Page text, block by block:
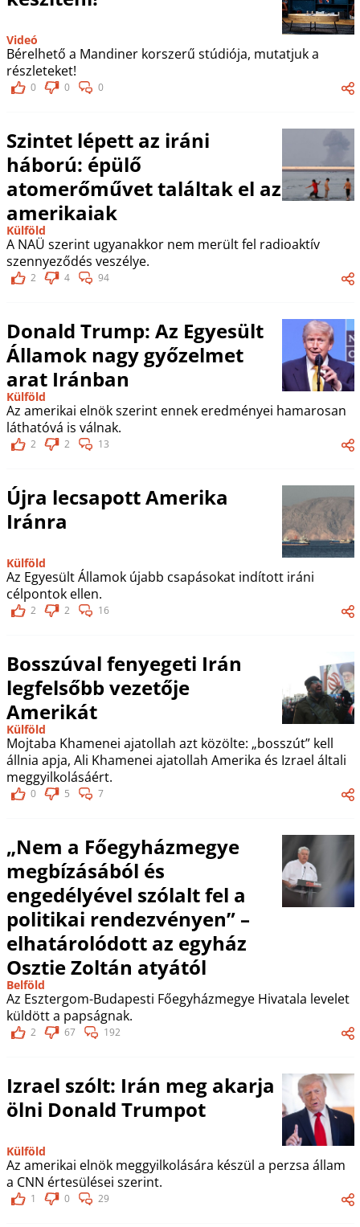
Videó
Bérelhető a Mandiner korszerű stúdiója, mutatjuk a
részleteket!
0 0 0
Szintet lépett az iráni
háború: épülő
atomerőművet találtak el az
amerikaiak
Külföld
A NAÜ szerint ugyanakkor nem merült fel radioaktív
szennyeződés veszélye.
2 4 94
Donald Trump: Az Egyesült
Államok nagy győzelmet
arat Iránban
Külföld
Az amerikai elnök szerint ennek eredményei hamarosan
láthatóvá is válnak.
2 2 13
Újra lecsapott Amerika
Iránra
Külföld
Az Egyesült Államok újabb csapásokat indított iráni
célpontok ellen.
2 2 16
Bosszúval fenyegeti Irán
legfelsőbb vezetője
Amerikát
Külföld
Mojtaba Khamenei ajatollah azt közölte: „bosszút” kell
állnia apja, Ali Khamenei ajatollah Amerika és Izrael általi
meggyilkolásáért.
0 5 7
„Nem a Főegyházmegye
megbízásából és
engedélyével szólalt fel a
politikai rendezvényen” –
elhatárolódott az egyház
Osztie Zoltán atyától
Belföld
Az Esztergom-Budapesti Főegyházmegye Hivatala levelet
küldött a papságnak.
2 67 192
Izrael szólt: Irán meg akarja
ölni Donald Trumpot
Külföld
Az amerikai elnök meggyilkolására készül a perzsa állam
a CNN értesülései szerint.
1 0 29